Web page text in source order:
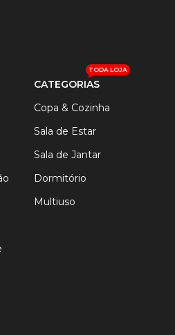
CATEGORIAS
TODA LOJA
Copa & Cozinha
Sala de Estar
Sala de Jantar
Dormitório
Multiuso